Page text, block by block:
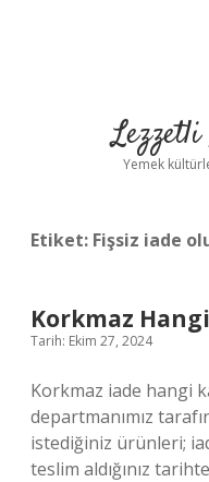
Lezzetli
Yemek
Etiket: Fişsiz iade
Korkmaz
Tarih: Ekim 27, 2024
Korkmaz iade hangi
departmanımız
istediğiniz ürünleri;
teslim aldığınız